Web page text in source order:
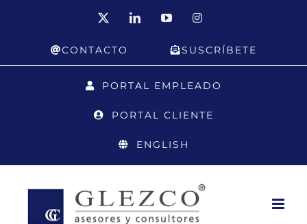
LinkedInYouTubeInstagram
CONTACTO SUSCRÍBETE
PORTAL EMPLEADO
PORTAL CLIENTE
ENGLISH